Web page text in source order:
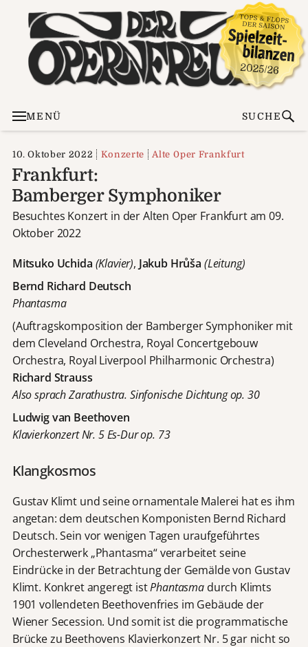
MENÜ SUCHE
10. Oktober 2022 Konzerte Alte Oper Frankfurt
Frankfurt:
Bamberger Symphoniker
Besuchtes Konzert in der Alten Oper Frankfurt am 09.
Oktober 2022
Mitsuko Uchida (Klavier), Jakub Hrůša (Leitung)
Bernd Richard Deutsch
Phantasma
(Auftragskomposition der Bamberger Symphoniker mit
dem Cleveland Orchestra, Royal Concertgebouw
Orchestra, Royal Liverpool Philharmonic Orchestra)
Richard Strauss
Also sprach Zarathustra. Sinfonische Dichtung op. 30
Ludwig van Beethoven
Klavierkonzert Nr. 5 Es-Dur op. 73
Klangkosmos
Gustav Klimt und seine ornamentale Malerei hat es ihm
angetan: dem deutschen Komponisten Bernd Richard
Deutsch. Sein vor wenigen Tagen uraufgeführtes
Orchesterwerk „Phantasma“ verarbeitet seine
Eindrücke in der Betrachtung der Gemälde von Gustav
Klimt. Konkret angeregt istPhantasma durch Klimts
1901 vollendeten Beethovenfries im Gebäude der
Wiener Secession. Und somit ist die programmatische
Brücke zu Beethovens Klavierkonzert Nr. 5 gar nicht so